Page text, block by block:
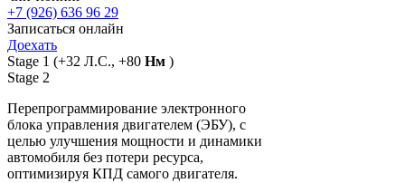
+7 (926) 636 96 29
Записаться онлайн
Доехать
Stage 1 (+32 Л.С., +80 Нм )
Stage 2
Перепрограммирование электронного
блока управления двигателем (ЭБУ), с
целью улучшения мощности и динамики
автомобиля без потери ресурса,
оптимизируя КПД самого двигателя.